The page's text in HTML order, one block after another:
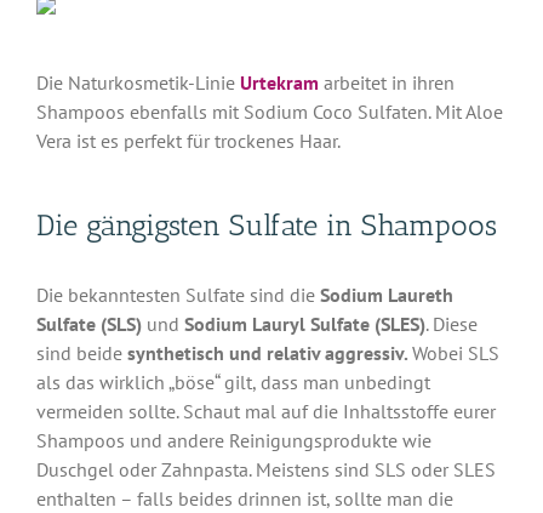
Die Naturkosmetik-Linie Urtekram arbeitet in ihren
Shampoos ebenfalls mit Sodium Coco Sulfaten. Mit Aloe
Vera ist es perfekt für trockenes Haar.
Die gängigsten Sulfate in Shampoos
Die bekanntesten Sulfate sind die Sodium Laureth
Sulfate (SLS) und Sodium Lauryl Sulfate (SLES). Diese
sind beide synthetisch und relativ aggressiv. Wobei SLS
als das wirklich „böse“ gilt, dass man unbedingt
vermeiden sollte. Schaut mal auf die Inhaltsstoffe eurer
Shampoos und andere Reinigungsprodukte wie
Duschgel oder Zahnpasta. Meistens sind SLS oder SLES
enthalten – falls beides drinnen ist, sollte man die